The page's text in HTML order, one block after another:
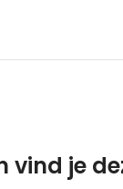
vind je